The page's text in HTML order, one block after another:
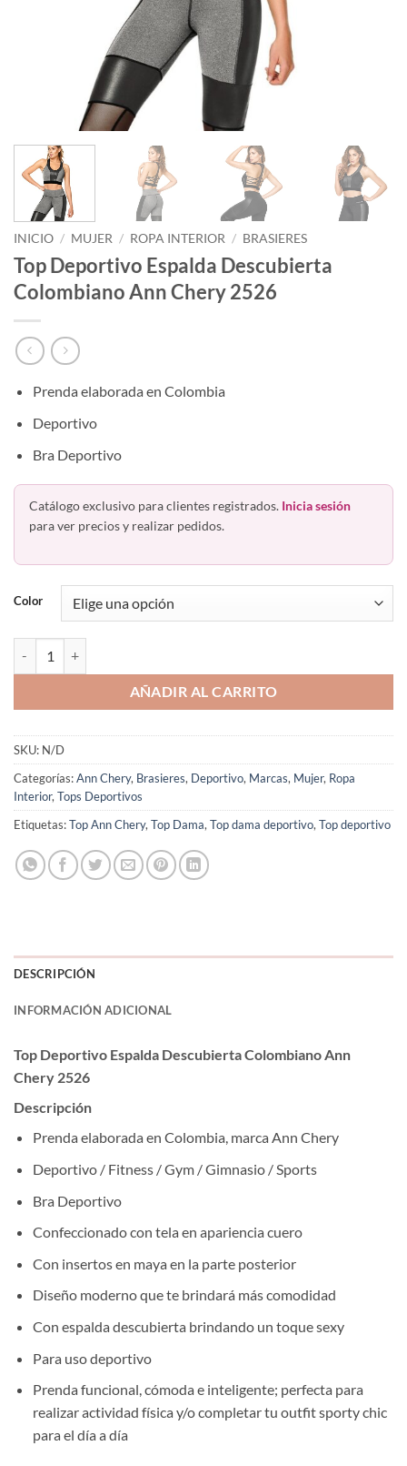
INICIO / MUJER / ROPA INTERIOR / BRASIERES
Top Deportivo Espalda Descubierta
Colombiano Ann Chery 2526
Prenda elaborada en Colombia
Deportivo
Bra Deportivo
Catálogo exclusivo para clientes registrados. Inicia sesión
para ver precios y realizar pedidos.
Color
AÑADIR AL CARRITO
SKU: N/D
Categorías:Ann Chery, Brasieres, Deportivo, Marcas, Mujer, Ropa
Interior,Tops Deportivos
Etiquetas:Top Ann Chery,Top Dama,Top dama deportivo,Top deportivo
DESCRIPCIÓN
INFORMACIÓN ADICIONAL
Top Deportivo Espalda Descubierta Colombiano Ann
Chery 2526
Descripción
Prenda elaborada en Colombia, marca Ann Chery
Deportivo / Fitness / Gym / Gimnasio / Sports
Bra Deportivo
Confeccionado con tela en apariencia cuero
Con insertos en maya en la parte posterior
Diseño moderno que te brindará más comodidad
Con espalda descubierta brindando un toque sexy
Para uso deportivo
Prenda funcional, cómoda e inteligente; perfecta para
realizar actividad física y/o completar tu outfit sporty chic
para el día a día